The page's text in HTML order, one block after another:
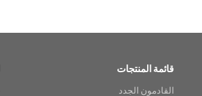
قائمة المنتجات
القادمون الجدد